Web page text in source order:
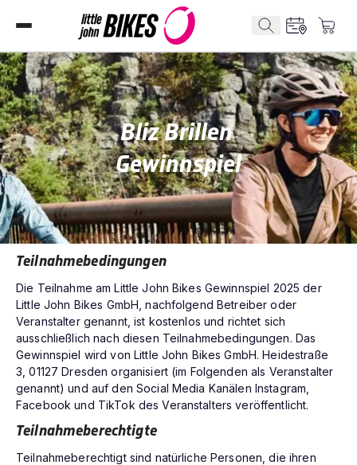
Bliz Brillen
Gewinnspiel
Teilnahmebedingungen
Die Teilnahme am Little John Bikes Gewinnspiel 2025 der
Little John Bikes GmbH, nachfolgend Betreiber oder
Veranstalter genannt, ist kostenlos und richtet sich
ausschließlich nach diesen Teilnahmebedingungen. Das
Gewinnspiel wird von Little John Bikes GmbH. Heidestraße
3, 01127 Dresden organisiert (im Folgenden als Veranstalter
genannt) und auf den Social Media Kanälen Instagram,
Facebook und TikTok des Veranstalters veröffentlicht.
Teilnahmeberechtigte
Teilnahmeberechtigt sind natürliche Personen, die ihren